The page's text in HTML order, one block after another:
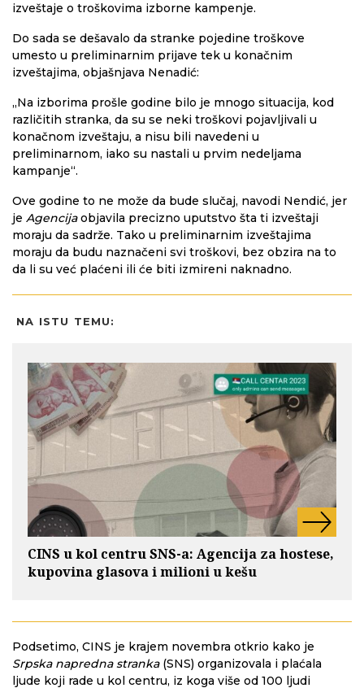
izveštaje o troškovima izborne kampenje.
Do sada se dešavalo da stranke pojedine troškove
umesto u preliminarnim prijave tek u konačnim
izveštajima, objašnjava Nenadić:
„Na izborima prošle godine bilo je mnogo situacija, kod
različitih stranka, da su se neki troškovi pojavljivali u
konačnom izveštaju, a nisu bili navedeni u
preliminarnom, iako su nastali u prvim nedeljama
kampanje“.
Ove godine to ne može da bude slučaj, navodi Nendić, jer
je Agencijaobjavila precizno uputstvo šta ti izveštaji
moraju da sadrže. Tako u preliminarnim izveštajima
moraju da budu naznačeni svi troškovi, bez obzira na to
da li su već plaćeni ili će biti izmireni naknadno.
NA ISTU TEMU:
CINS u kol centru SNS-a: Agencija za hostese,
kupovina glasova i milioni u kešu
Podsetimo, CINS je krajem novembra otkrio kako je
Srpska napredna stranka(SNS) organizovala i plaćala
ljude koji rade u kol centru, iz koga više od 100 ljudi